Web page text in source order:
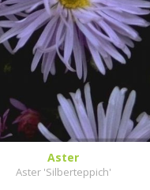
Aster
Aster 'Silberteppich'